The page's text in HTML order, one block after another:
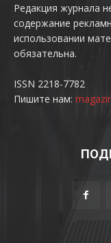
Редакция журнала
содержание
использовании
обязательна.
ISSN 2218-7782
Пишите нам: